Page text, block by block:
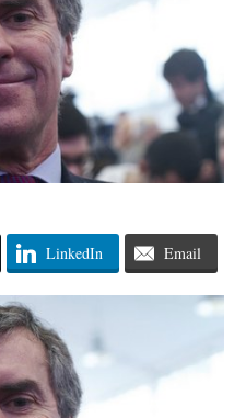
LinkedIn Email